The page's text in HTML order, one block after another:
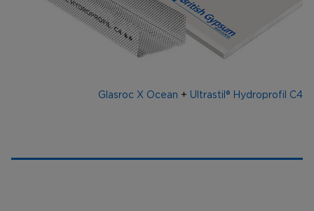
Glasroc X Ocean + Ultrastil® Hydroprofil C4